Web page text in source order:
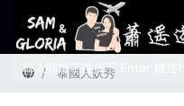
首頁 泰國人妖秀